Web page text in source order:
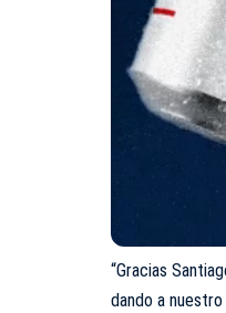
“Gracias
dando a